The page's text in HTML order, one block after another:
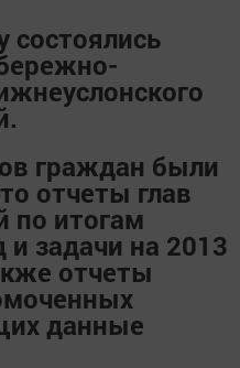
граждан были
отчеты глав
по итогам
и задачи на 2013
отчеты
данные